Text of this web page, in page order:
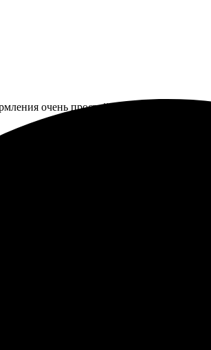
очень простой и удобный.
на высоте, всё четко и